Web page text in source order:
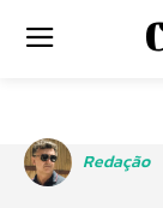
Redação